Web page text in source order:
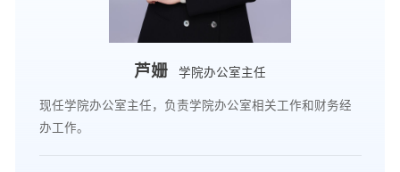
芦姗 学院办公室主任
现任学院办公室主任，负责学院办公室相关工作和财务经
办工作。